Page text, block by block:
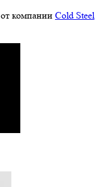
от компании Cold Steel